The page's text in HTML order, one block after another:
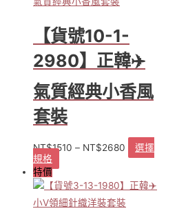
式。
可
在
產
面
選
選
項
【貨號10-1-
2980】正韓✈️
氣質經典小香風
套裝
NT$1510 – NT$2680
選擇
規格
品
有
特價